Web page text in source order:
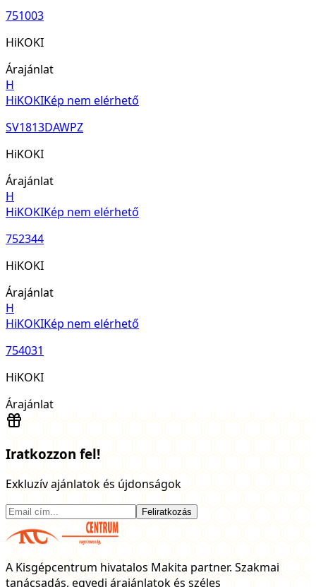
751003
HiKOKI
Árajánlat
H
HiKOKIKép nem elérhető
SV1813DAWPZ
HiKOKI
Árajánlat
H
HiKOKIKép nem elérhető
752344
HiKOKI
Árajánlat
H
HiKOKIKép nem elérhető
754031
HiKOKI
Árajánlat
Iratkozzon fel!
Exkluzív ajánlatok és újdonságok
Feliratkozás
A Kisgépcentrum hivatalos Makita partner. Szakmai
tanácsadás, egyedi árajánlatok és széles